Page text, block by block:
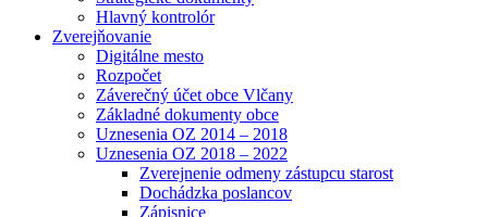
Hlavný kontrolór
Zverejňovanie
Digitálne mesto
Rozpočet
Záverečný účet obce Vlčany
Základné dokumenty obce
Uznesenia OZ 2014 – 2018
Uznesenia OZ 2018 – 2022
Zverejnenie odmeny zástupcu starost
Dochádzka poslancov
Zápisnice